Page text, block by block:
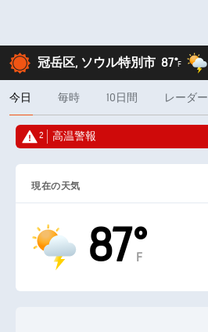
冠岳区, ソウル特別市 87°F
今日 毎時 10日間 レーダー
2 高温警報
現在の天気
87°
F